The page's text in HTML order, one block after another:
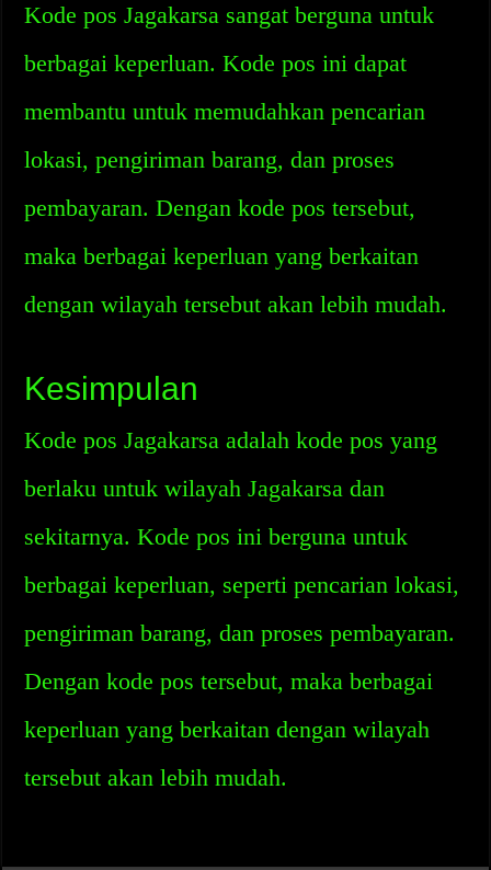
Kode pos Jagakarsa sangat berguna untuk
berbagai keperluan. Kode pos ini dapat
membantu untuk memudahkan pencarian
lokasi, pengiriman barang, dan proses
pembayaran. Dengan kode pos tersebut,
maka berbagai keperluan yang berkaitan
dengan wilayah tersebut akan lebih mudah.
Kesimpulan
Kode pos Jagakarsa adalah kode pos yang
berlaku untuk wilayah Jagakarsa dan
sekitarnya. Kode pos ini berguna untuk
berbagai keperluan, seperti pencarian lokasi,
pengiriman barang, dan proses pembayaran.
Dengan kode pos tersebut, maka berbagai
keperluan yang berkaitan dengan wilayah
tersebut akan lebih mudah.